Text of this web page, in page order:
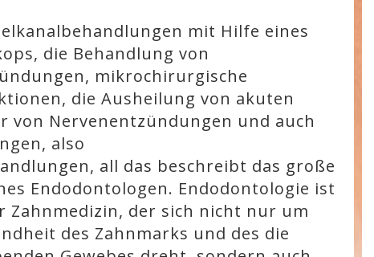
mit Hilfe eines
die Behandlung von
mikrochirurgische
die Ausheilung von akuten
von Nervenentzündungen und auch
also
all das beschreibt das große
Endodontologen. Endodontologie ist
Zahnmedizin, der sich nicht nur um
des Zahnmarks und des die